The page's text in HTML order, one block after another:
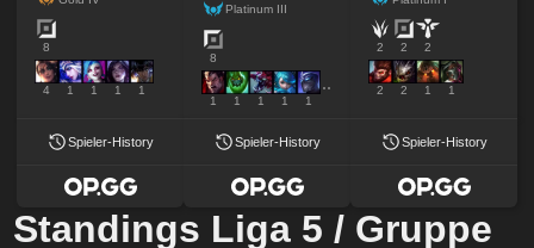
8
4 1 1 1 1
Spieler-History
Platinum III
8
1 1 1 1 1
Spieler-History
2 2 2
2 2 1 1
Spieler-History
Standings Liga 5 / Gruppe